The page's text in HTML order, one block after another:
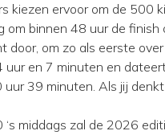
kiezen ervoor om de 500
om binnen 48 uur de
door, om zo als eerste
uur en 7 minuten en
39 minuten. Als jij
‘s middags zal de 2026